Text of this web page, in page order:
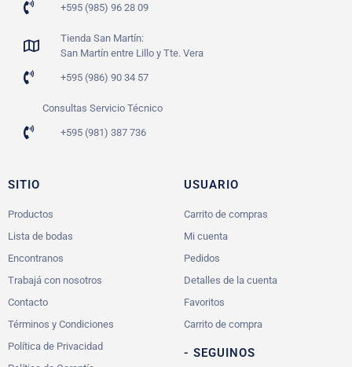
+595 (985) 96 28 09
Tienda San Martín:
San Martín entre Lillo y Tte. Vera
+595 (986) 90 34 57
Consultas Servicio Técnico
+595 (981) 387 736
SITIO
Productos
Lista de bodas
Encontranos
Trabajá con nosotros
Contacto
Términos y Condiciones
Política de Privacidad
USUARIO
Carrito de compras
Mi cuenta
Pedidos
Detalles de la cuenta
Favoritos
Carrito de compra
- SEGUINOS